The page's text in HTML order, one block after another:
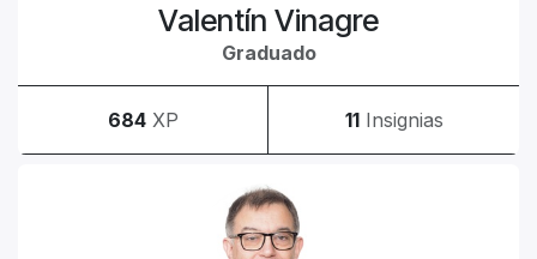
Valentín Vinagre
Graduado
684 XP 11 Insignias